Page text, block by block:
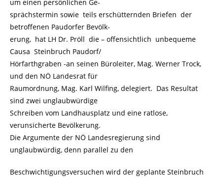
um einen persönlichen Ge-
sprächstermin sowie teils erschütternden Briefen der
betroffenen Paudorfer Bevölk-
erung, hat LH Dr. Pröll die – offensichtlich unbequeme
Causa Steinbruch Paudorf/
Hörfarthgraben -an seinen Büroleiter, Mag. Werner Trock,
und den NÖ Landesrat für
Raumordnung, Mag. Karl Wilfing, delegiert. Das Resultat
sind zwei unglaubwürdige
Schreiben vom Landhausplatz und eine ratlose,
verunsicherte Bevölkerung.
Die Argumente der NÖ Landesregierung sind
unglaubwürdig, denn parallel zu den
Beschwichtigungsversuchen wird der geplante Steinbruch